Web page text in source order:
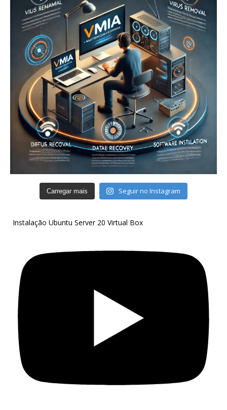
Carregar mais Seguir no Instagram
Instalação Ubuntu Server 20 Virtual Box